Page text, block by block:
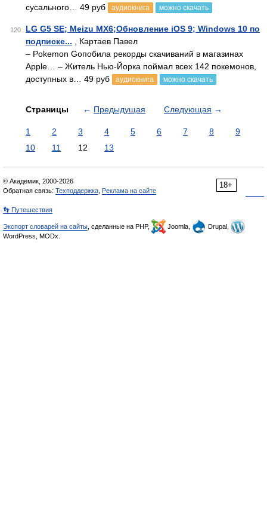
сусального… 49 руб
аудиокнига можно скачать
120
LG G5 SE; Meizu MX6;Обновление iOS 9; Windows 10 по
подписке... , Картаев Павел
– Pokemon Goпобила рекорды скачиваний в магазинах
Apple… – Житель Нью-Йорка поймал всех 142 покемонов,
доступных в… 49 руб
аудиокнига можно скачать
Страницы ← Предыдущая Следующая →
1 2 3 4 5 6 7 8
9
10
11 12 13
18+
© Академик, 2000-2026
Обратная связь: Техподдержка Реклама на сайте
👣 Путешествия
Экспорт словарей на сайты , сделанные на PHP, Joomla,
Drupal,
WordPress, MODx.